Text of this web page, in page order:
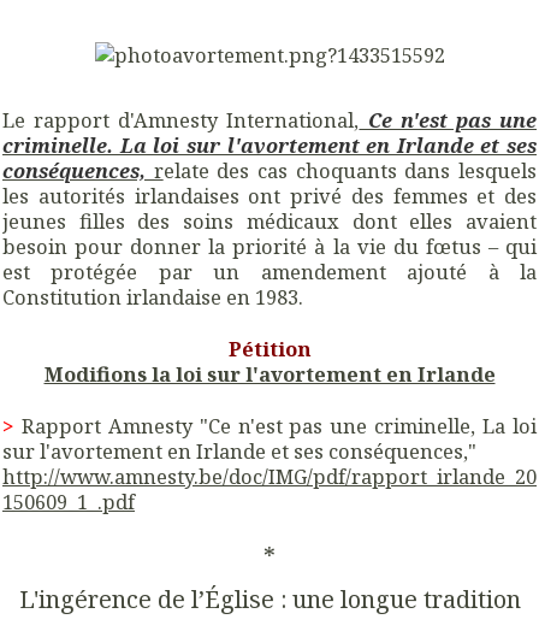
Le rapport d'Amnesty International, Ce n'est pas une
criminelle. La loi sur l'avortement en Irlande et ses
conséquences, relate des cas choquants dans lesquels
les autorités irlandaises ont privé des femmes et des
jeunes filles des soins médicaux dont elles avaient
besoin pour donner la priorité à la vie du fœtus – qui
est protégée par un amendement ajouté à la
Constitution irlandaise en 1983.
Pétition
Modifions la loi sur l'avortement en Irlande
> Rapport Amnesty "Ce n'est pas une criminelle, La loi
sur l'avortement en Irlande et ses conséquences,"
http://www.amnesty.be/doc/IMG/pdf/rapport_irlande_20
150609_1_.pdf
*
L'ingérence de l’Église : une longue tradition